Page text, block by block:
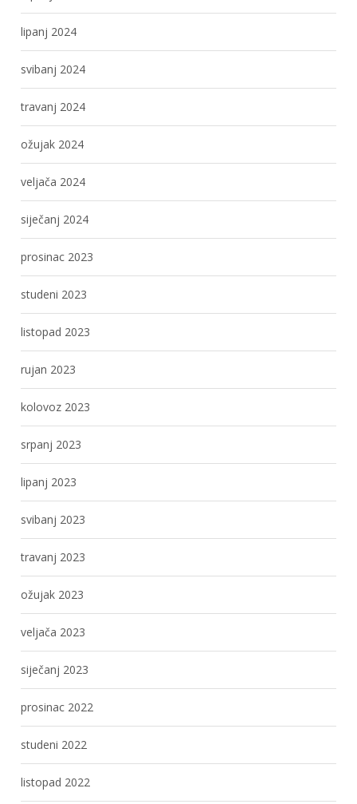
lipanj 2024
svibanj 2024
travanj 2024
ožujak 2024
veljača 2024
siječanj 2024
prosinac 2023
studeni 2023
listopad 2023
rujan 2023
kolovoz 2023
srpanj 2023
lipanj 2023
svibanj 2023
travanj 2023
ožujak 2023
veljača 2023
siječanj 2023
prosinac 2022
studeni 2022
listopad 2022